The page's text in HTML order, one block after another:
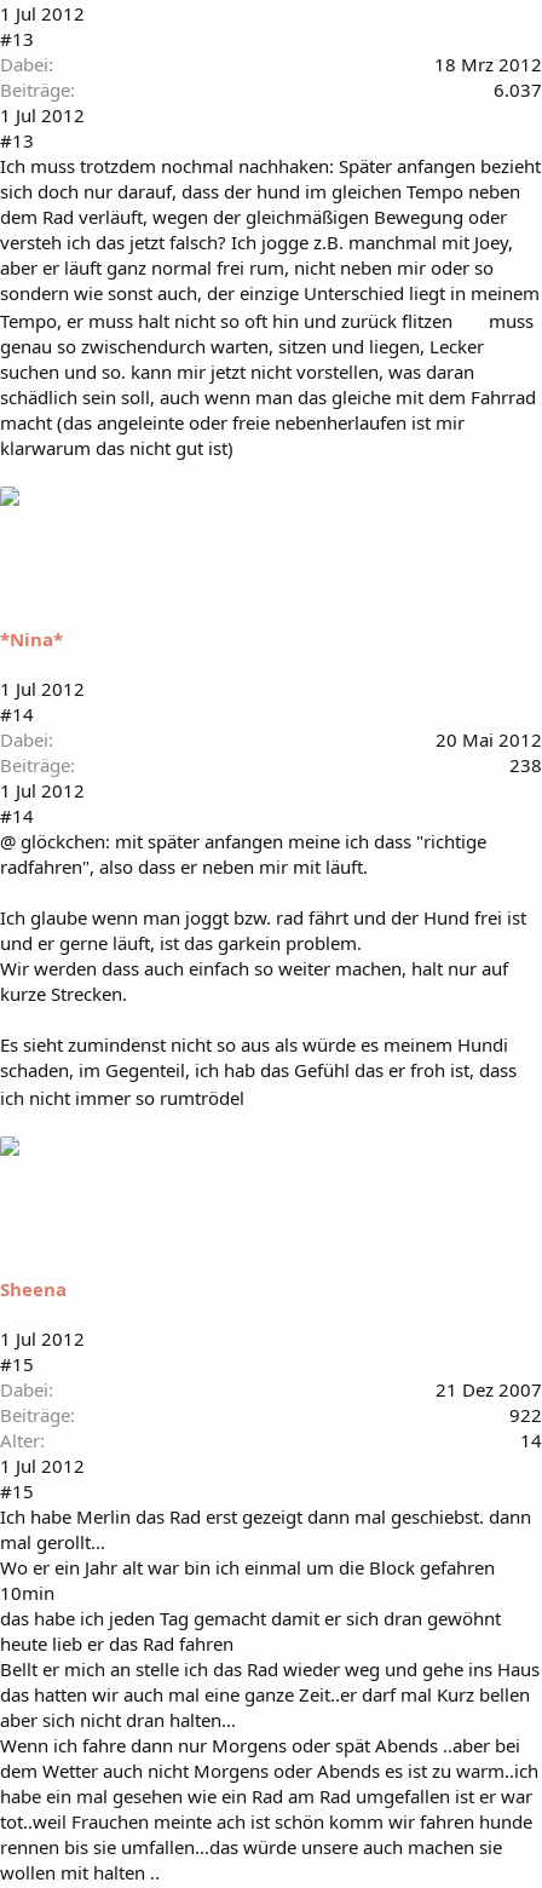
1 Jul 2012
#13
Dabei
18 Mrz 2012
Beiträge
6.037
1 Jul 2012
#13
Ich muss trotzdem nochmal nachhaken: Später anfangen bezieht
sich doch nur darauf, dass der hund im gleichen Tempo neben
dem Rad verläuft, wegen der gleichmäßigen Bewegung oder
versteh ich das jetzt falsch? Ich jogge z.B. manchmal mit Joey,
aber er läuft ganz normal frei rum, nicht neben mir oder so
sondern wie sonst auch, der einzige Unterschied liegt in meinem
Tempo, er muss halt nicht so oft hin und zurück flitzen
muss
genau so zwischendurch warten, sitzen und liegen, Lecker
suchen und so. kann mir jetzt nicht vorstellen, was daran
schädlich sein soll, auch wenn man das gleiche mit dem Fahrrad
macht (das angeleinte oder freie nebenherlaufen ist mir
klarwarum das nicht gut ist)
*Nina*
1 Jul 2012
#14
Dabei
20 Mai 2012
Beiträge
238
1 Jul 2012
#14
@ glöckchen: mit später anfangen meine ich dass "richtige
radfahren", also dass er neben mir mit läuft.
Ich glaube wenn man joggt bzw. rad fährt und der Hund frei ist
und er gerne läuft, ist das garkein problem.
Wir werden dass auch einfach so weiter machen, halt nur auf
kurze Strecken.
Es sieht zumindenst nicht so aus als würde es meinem Hundi
schaden, im Gegenteil, ich hab das Gefühl das er froh ist, dass
ich nicht immer so rumtrödel
Sheena
1 Jul 2012
#15
Dabei
21 Dez 2007
Beiträge
922
Alter
14
1 Jul 2012
#15
Ich habe Merlin das Rad erst gezeigt dann mal geschiebst. dann
mal gerollt...
Wo er ein Jahr alt war bin ich einmal um die Block gefahren
10min
das habe ich jeden Tag gemacht damit er sich dran gewöhnt
heute lieb er das Rad fahren
Bellt er mich an stelle ich das Rad wieder weg und gehe ins Haus
das hatten wir auch mal eine ganze Zeit..er darf mal Kurz bellen
aber sich nicht dran halten...
Wenn ich fahre dann nur Morgens oder spät Abends ..aber bei
dem Wetter auch nicht Morgens oder Abends es ist zu warm..ich
habe ein mal gesehen wie ein Rad am Rad umgefallen ist er war
tot..weil Frauchen meinte ach ist schön komm wir fahren hunde
rennen bis sie umfallen...das würde unsere auch machen sie
wollen mit halten ..